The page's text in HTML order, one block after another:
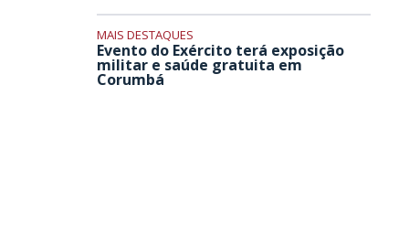
MAIS DESTAQUES
Evento do Exército terá exposição
militar e saúde gratuita em
Corumbá